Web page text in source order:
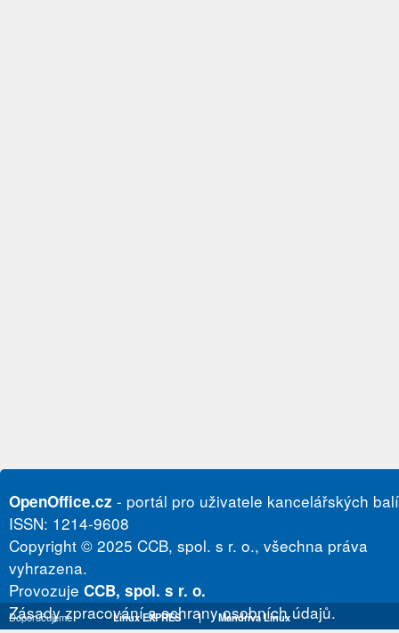
OpenOffice.cz - portál pro uživatele kancelářských
ISSN: 1214-9608
Copyright © 2025 CCB, spol. s r. o., všechna práva
vyhrazena.
Provozuje CCB, spol. s r. o.
Zásady zpracování a ochrany osobních údajů.
Doporučujeme Linux EXPRES | Mandriva Linux